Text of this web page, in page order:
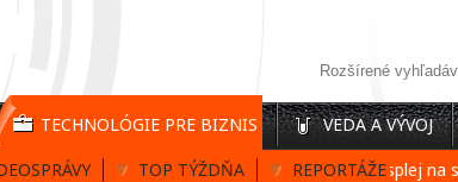
Rozšírené
TECHNOLÓGIE PRE BIZNIS VEDA A VÝVOJ
TOP TÝŽDŇA REPORTÁŽE
Prvý interaktívny 3D holografický displej na